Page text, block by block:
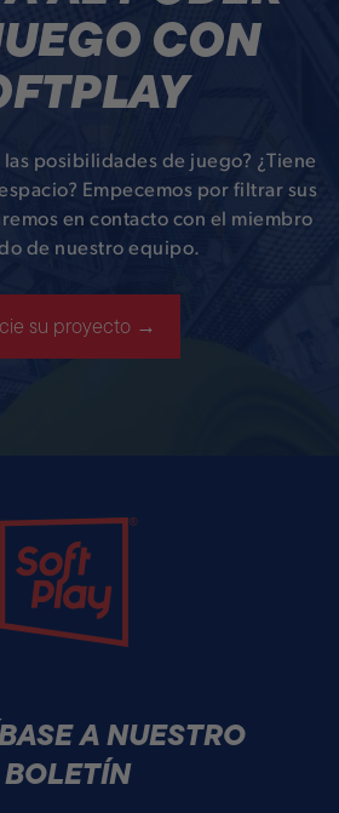
CON
posibilidades de juego? ¿Tiene
Empecemos por filtrar sus
en contacto con el miembro
de nuestro equipo.
su proyecto →
Soft Play
A NUESTRO
BOLETÍN